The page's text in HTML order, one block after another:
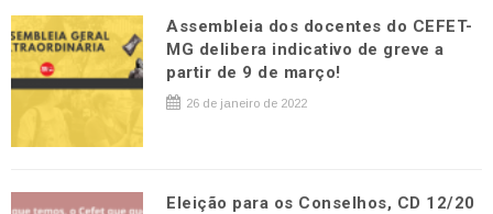
Assembleia dos docentes do CEFET-
MG delibera indicativo de greve a
partir de 9 de março!
26 de janeiro de 2022
Eleição para os Conselhos, CD 12/20